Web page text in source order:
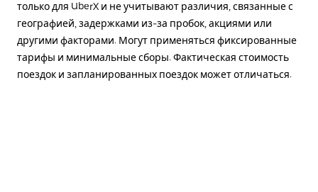
только для UberX и не учитывают различия, связанные с
географией, задержками из-за пробок, акциями или
другими факторами. Могут применяться фиксированные
тарифы и минимальные сборы. Фактическая стоимость
поездок и запланированных поездок может отличаться.